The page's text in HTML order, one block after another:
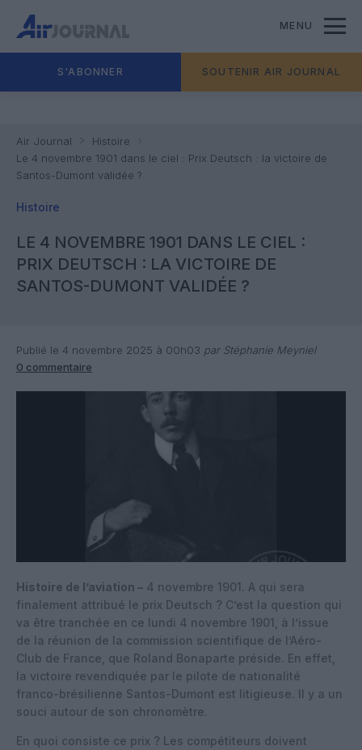
MENU
S'ABONNER SOUTENIR AIR JOURNAL
Air Journal
Histoire
Le 4 novembre 1901 dans le ciel : Prix Deutsch : la victoire de
Santos-Dumont validée ?
Histoire
LE 4 NOVEMBRE 1901 DANS LE CIEL :
PRIX DEUTSCH : LA VICTOIRE DE
SANTOS-DUMONT VALIDÉE ?
Publié le 4 novembre 2025 à 00h03 par Stéphanie Meyniel
0 commentaire
Histoire de l’aviation – 4 novembre 1901. A qui sera
finalement attribué le prix Deutsch ? C’est la question qui
va être tranchée en ce lundi 4 novembre 1901, à l’issue
de la réunion de la commission scientifique de l’Aéro-
Club de France, que Roland Bonaparte préside. En effet,
la victoire revendiquée par le pilote de nationalité
franco-brésilienne Santos-Dumont est litigieuse. Il y a un
souci autour de son chronomètre.
En quoi consiste ce prix ? Les compétiteurs doivent